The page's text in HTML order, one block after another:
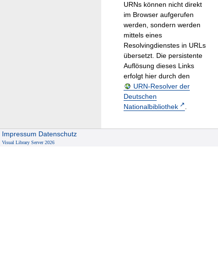
URNs können nicht direkt
im Browser aufgerufen
werden, sondern werden
mittels eines
Resolvingdienstes in URLs
übersetzt. Die persistente
Auflösung dieses Links
erfolgt hier durch den
URN-Resolver der
Deutschen
Nationalbibliothek
.
Impressum Datenschutz
Visual Library Server 2026